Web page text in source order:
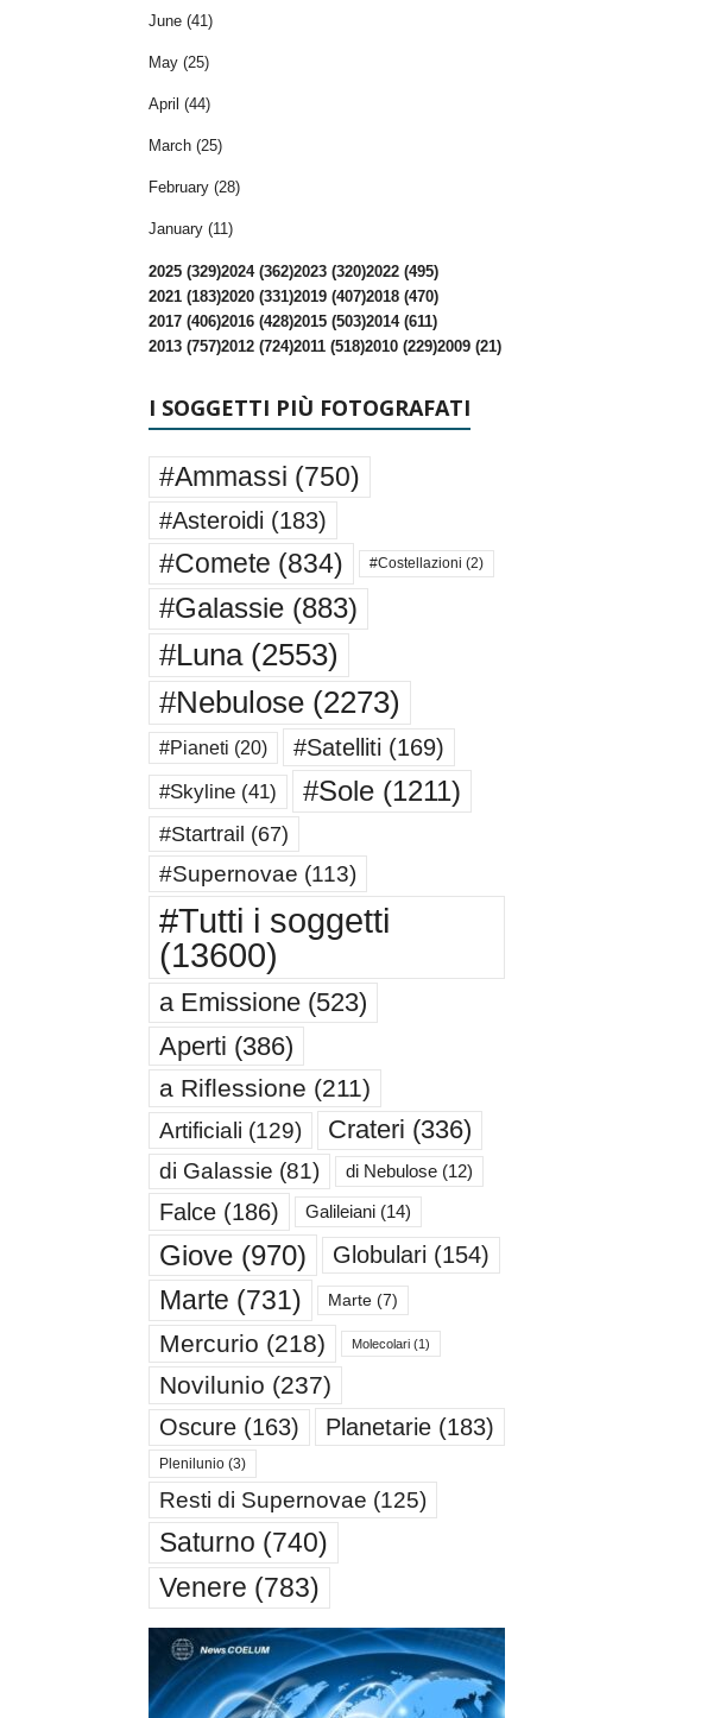
June (41)
May (25)
April (44)
March (25)
February (28)
January (11)
2025 (329)2024 (362)2023 (320)2022 (495)
2021 (183)2020 (331)2019 (407)2018 (470)
2017 (406)2016 (428)2015 (503)2014 (611)
2013 (757)2012 (724)2011 (518)2010 (229)2009 (21)
I SOGGETTI PIÙ FOTOGRAFATI
#Ammassi (750)
#Asteroidi (183)
#Comete (834) #Costellazioni (2)
#Galassie(883)
#Luna(2553)
#Nebulose(2273)
#Pianeti (20) #Satelliti (169)
#Skyline(41) #Sole(1211)
#Startrail (67)
#Supernovae (113)
#Tutti i soggetti
(13600)
a Emissione(523)
Aperti (386)
a Riflessione (211)
Artificiali (129) Crateri (336)
di Galassie (81) di Nebulose(12)
Falce(186) Galileiani(14)
Giove(970) Globulari (154)
Marte (731) Marte(7)
Mercurio (218) Molecolari(1)
Novilunio (237)
Oscure(163) Planetarie(183)
Plenilunio(3)
Resti di Supernovae (125)
Saturno (740)
Venere (783)